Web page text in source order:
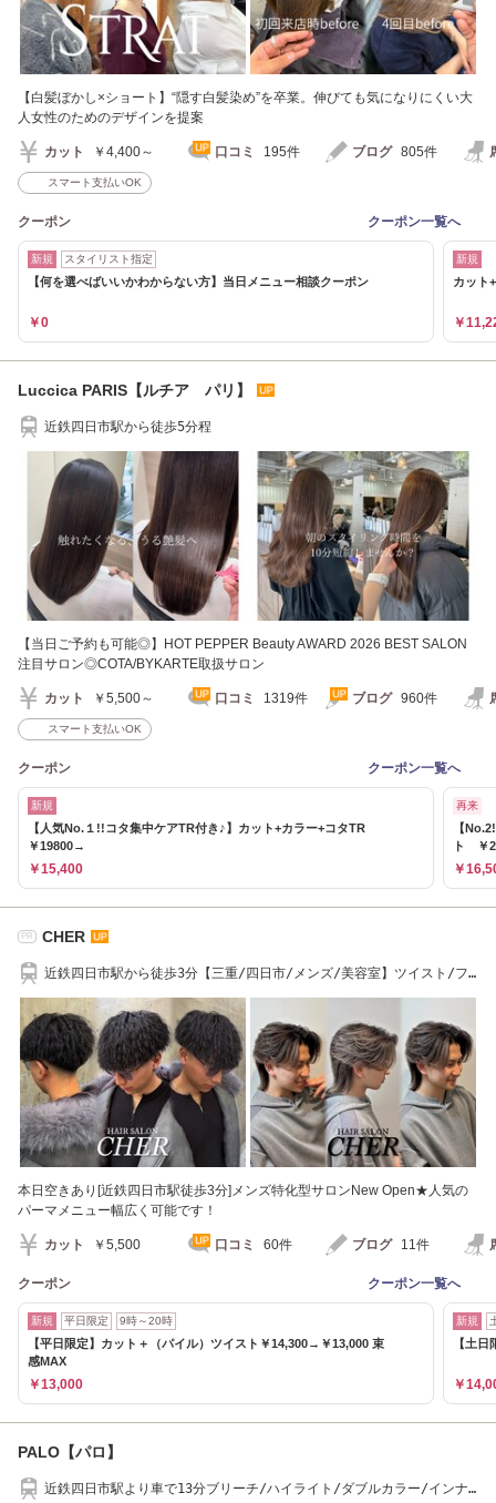
【白髪ぼかし×ショート】“隠す白髪染め”を卒業。伸びても気になりにくい大
人女性のためのデザインを提案
カット ￥4,400～ 口コミ 195件 ブログ 805件
スマート支払いOK
クーポン クーポン一覧へ
新規 スタイリスト指定
【何を選べばいいかわからない方】当日メニュー相談クーポン
￥0
新規
カット
￥
Luccica PARIS【ルチア パリ】
近鉄四日市駅から徒歩5分程
【当日ご予約も可能◎】HOT PEPPER Beauty AWARD 2026 BEST SALON
注目サロン◎COTA/BYKARTE取扱サロン
カット ￥5,500～ 口コミ 1319件 ブログ 960件
スマート支払いOK
クーポン クーポン一覧へ
新規
【人気No.１!!コタ集中ケアTR付き♪】カット+カラー+コタTR
￥19800→
￥15,400
再来
【
ト ￥
￥
PR CHER
近鉄四日市駅から徒歩3分【三重/四日市/メンズ/美容室】ツイスト/フ
本日空きあり[近鉄四日市駅徒歩3分]メンズ特化型サロンNew Open★人気の
パーマメニュー幅広く可能です！
カット ￥5,500 口コミ 60件 ブログ 11件
クーポン クーポン一覧へ
新規 平日限定 9時～20時
【平日限定】カット＋（パイル）ツイスト￥14,300→￥13,000 束
感MAX
￥13,000
新規
【土
￥
PALO【パロ】
近鉄四日市駅より車で13分ブリーチ/ハイライト/ダブルカラー/インナ